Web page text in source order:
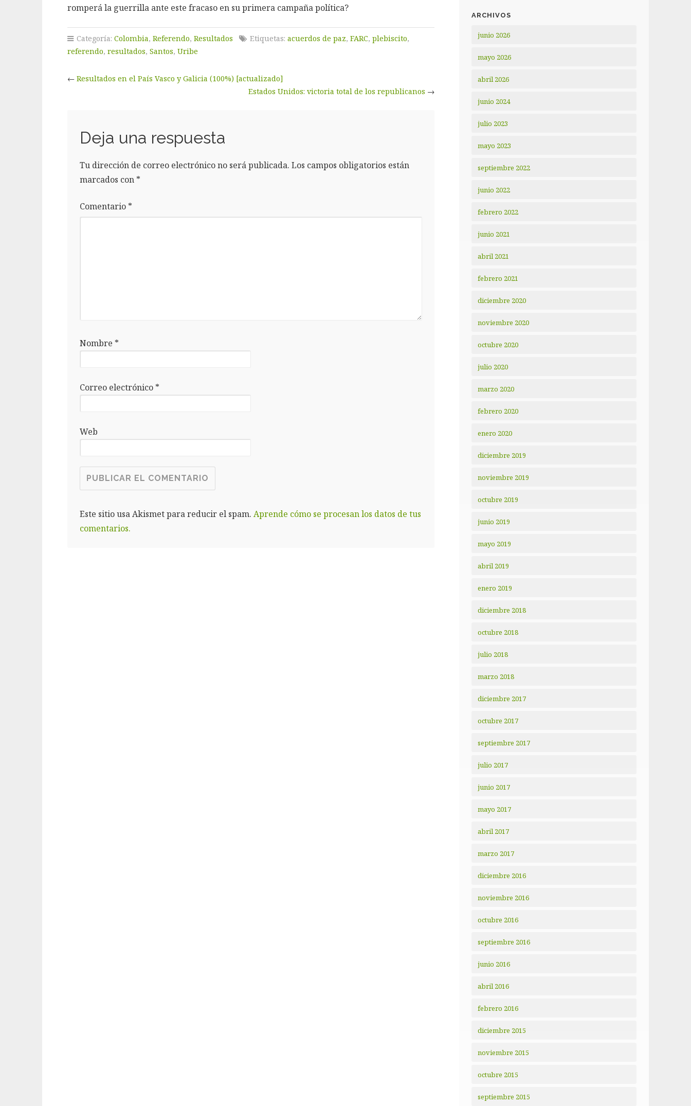
romperá la guerrilla ante este fracaso en su primera campaña política?
Categoría: Colombia, Referendo, Resultados Etiquetas: acuerdos de paz, FARC, plebiscito,
referendo, resultados, Santos, Uribe
← Resultados en el País Vasco y Galicia (100%) [actualizado]
Estados Unidos: victoria total de los republicanos →
Deja una respuesta
Tu dirección de correo electrónico no será publicada. Los campos obligatorios están
marcados con *
Comentario *
Nombre *
Correo electrónico *
Web
Este sitio usa Akismet para reducir el spam. Aprende cómo se procesan los datos de tus
comentarios.
ARCHIVOS
junio 2026
mayo 2026
abril 2026
junio 2024
julio 2023
mayo 2023
septiembre 2022
junio 2022
febrero 2022
junio 2021
abril 2021
febrero 2021
diciembre 2020
noviembre 2020
octubre 2020
julio 2020
marzo 2020
febrero 2020
enero 2020
diciembre 2019
noviembre 2019
octubre 2019
junio 2019
mayo 2019
abril 2019
enero 2019
diciembre 2018
octubre 2018
julio 2018
marzo 2018
diciembre 2017
octubre 2017
septiembre 2017
julio 2017
junio 2017
mayo 2017
abril 2017
marzo 2017
diciembre 2016
noviembre 2016
octubre 2016
septiembre 2016
junio 2016
abril 2016
febrero 2016
diciembre 2015
noviembre 2015
octubre 2015
septiembre 2015